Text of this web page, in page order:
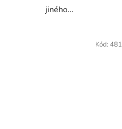
jiného...
Kód: